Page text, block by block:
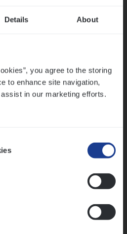
Details About
you agree to the storing
to enhance site navigation,
in our marketing efforts.
ver­ze­ke­rin­gen — Soci­al
in games én op het